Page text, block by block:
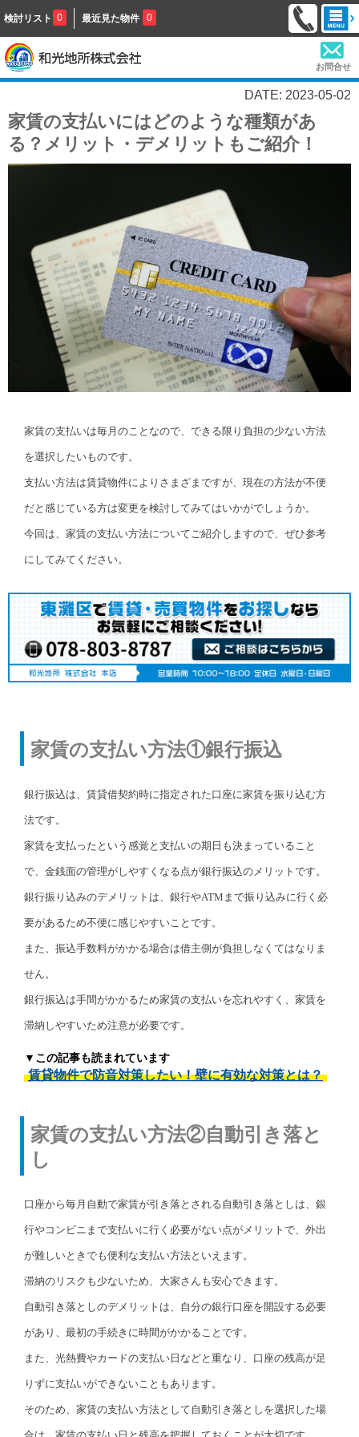
検討リスト 0 最近見た物件 0
お問合せ
DATE: 2023-05-02
家賃の支払いにはどのような種類があ
る？メリット・デメリットもご紹介！
家賃の支払いは毎月のことなので、できる限り負担の少ない方法
を選択したいものです。
支払い方法は賃貸物件によりさまざまですが、現在の方法が不便
だと感じている方は変更を検討してみてはいかがでしょうか。
今回は、家賃の支払い方法についてご紹介しますので、ぜひ参考
にしてみてください。
家賃の支払い方法①銀行振込
銀行振込は、賃貸借契約時に指定された口座に家賃を振り込む方
法です。
家賃を支払ったという感覚と支払いの期日も決まっていること
で、金銭面の管理がしやすくなる点が銀行振込のメリットです。
銀行振り込みのデメリットは、銀行やATMまで振り込みに行く必
要があるため不便に感じやすいことです。
また、振込手数料がかかる場合は借主側が負担しなくてはなりま
せん。
銀行振込は手間がかかるため家賃の支払いを忘れやすく、家賃を
滞納しやすいため注意が必要です。
▼この記事も読まれています
賃貸物件で防音対策したい！壁に有効な対策とは？
家賃の支払い方法②自動引き落と
し
口座から毎月自動で家賃が引き落とされる自動引き落としは、銀
行やコンビニまで支払いに行く必要がない点がメリットで、外出
が難しいときでも便利な支払い方法といえます。
滞納のリスクも少ないため、大家さんも安心できます。
自動引き落としのデメリットは、自分の銀行口座を開設する必要
があり、最初の手続きに時間がかかることです。
また、光熱費やカードの支払い日などと重なり、口座の残高が足
りずに支払いができないこともあります。
そのため、家賃の支払い方法として自動引き落としを選択した場